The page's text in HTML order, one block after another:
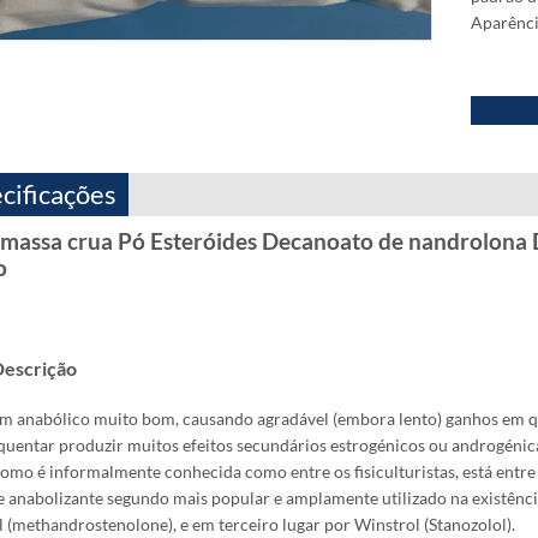
crua Pó Esteróides Decanoato de
anabólico muito bom, causando agradável (embora lento) ganhos em
produzir muitos efeitos secundários estrogénicos ou
é informalmente conhecida como entre os fisiculturistas, está
anabolizante segundo mais popular e amplamente utilizado na
(methandrostenolone), e em terceiro lugar por Winstrol (Stanozolol).